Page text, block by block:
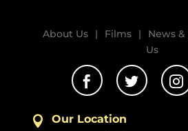
About Us | Films | News
Us
  
 Our Location